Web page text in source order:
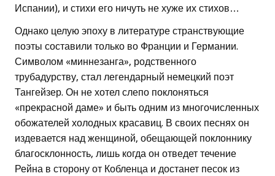
Испании), и стихи его ничуть не хуже их стихов…
Однако целую эпоху в литературе странствующие
поэты составили только во Франции и Германии.
Символом «миннезанга», родственного
трубадурству, стал легендарный немецкий поэт
Тангейзер. Он не хотел слепо поклоняться
«прекрасной даме» и быть одним из многочисленных
обожателей холодных красавиц. В своих песнях он
издевается над женщиной, обещающей поклоннику
благосклонность, лишь когда он отведет течение
Рейна в сторону от Кобленца и достанет песок из